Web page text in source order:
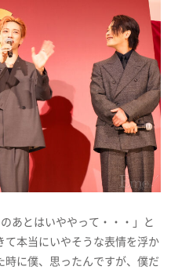
あとはいややって・・・」と
本当にいやそうな表情を浮か
に僕、思ったんですが、僕だ